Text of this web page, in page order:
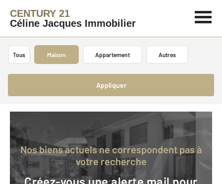
CENTURY 21
Céline Jacques Immobilier
Tous Maison Appartement Autres
Appliquer
Nos biens actuels ne correspondent pas à
votre recherche